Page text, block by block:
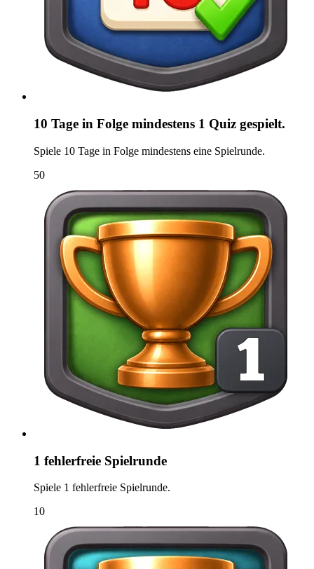
10 Tage in Folge mindestens 1 Quiz gespielt.
Spiele 10 Tage in Folge mindestens eine Spielrunde.
50
1 fehlerfreie Spielrunde
Spiele 1 fehlerfreie Spielrunde.
10